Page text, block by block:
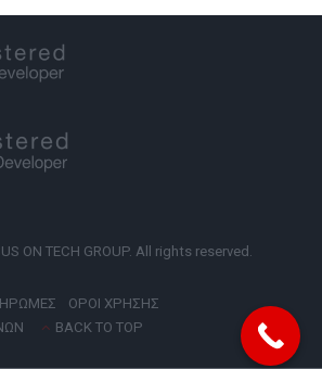
ON TECH GROUP. All rights reserved.
ΟΡΟΙ ΧΡΗΣΗΣ
BACK TO TOP